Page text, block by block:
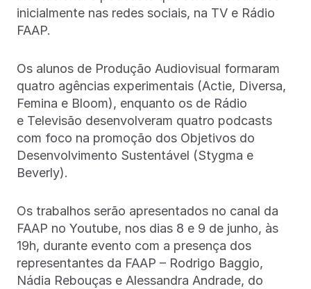
inicialmente nas redes sociais, na TV e Rádio
FAAP.
Os alunos de Produção Audiovisual formaram
quatro agências experimentais (Actie, Diversa,
Femina e Bloom), enquanto os de Rádio
e Televisão desenvolveram quatro podcasts
com foco na promoção dos Objetivos do
Desenvolvimento Sustentável (Stygma e
Beverly).
Os trabalhos serão apresentados no canal da
FAAP no Youtube, nos dias 8 e 9 de junho, às
19h, durante evento com a presença dos
representantes da FAAP – Rodrigo Baggio,
Nádia Rebouças e Alessandra Andrade, do